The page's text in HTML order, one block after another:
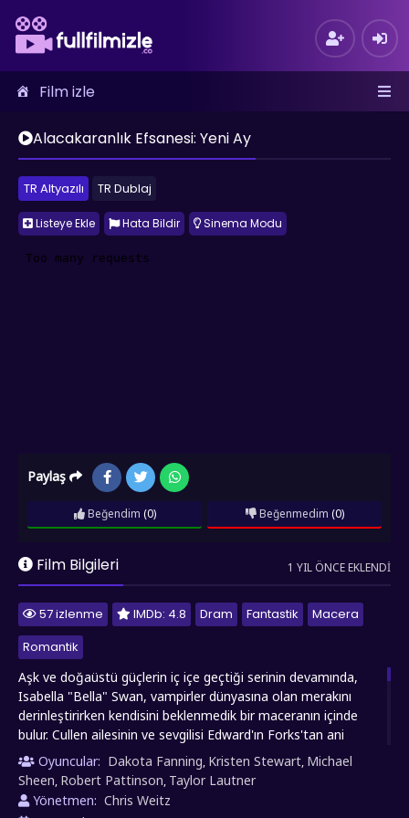
Film izle
Alacakaranlık Efsanesi: Yeni Ay
TR Altyazılı TR Dublaj
Listeye Ekle Hata Bildir Sinema Modu
Paylaş
Beğendim (0) Beğenmedim (0)
Film Bilgileri 1 YIL ÖNCE EKLENDI
57 izlenme IMDb: 4.8 Dram Fantastik
Macera
Romantik
Aşk ve doğaüstü güçlerin iç içe geçtiği serinin devamında,
Isabella "Bella" Swan, vampirler dünyasına olan merakını
derinleştirirken kendisini beklenmedik bir maceranın içinde
bulur. Cullen ailesinin ve sevgilisi Edward'ın Forks'tan ani
ayrılışı, genç kızın dünyasını alt üst eder. Bu kayıp, Bella'yı
derin bir depresyona sürükler. Tehlikeli aktivitelere yönelen
Bella, bu anlarda Edward'ın koruyucu hayalini görebildiğini
keşfeder. Motor kazaları ve uçurum atlayışları gibi riskli
Oyuncular: Dakota Fanning, Kristen Stewart, Michael
Sheen, Robert Pattinson, Taylor Lautner
Yönetmen: Chris Weitz